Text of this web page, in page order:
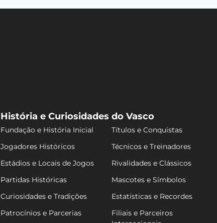
História e Curiosidades do Vasco
Fundação e História Inicial
Títulos e Conquistas
Jogadores Históricos
Técnicos e Treinadores
Estádios e Locais de Jogos
Rivalidades e Clássicos
Partidas Históricas
Mascotes e Símbolos
Curiosidades e Tradições
Estatísticas e Recordes
Patrocínios e Parcerias
Filiais e Parceiros